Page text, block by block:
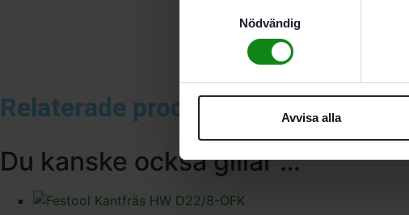
Nödvändig
Avvisa alla
Relaterade produkter
Du kanske också gillar …